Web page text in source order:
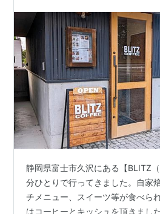
静岡県富士市久沢にある【BLITZ
分ひとりで行ってきました。自家
チメニュー、スイーツ等が食べら
はコーヒーとキッシュを頂きまし